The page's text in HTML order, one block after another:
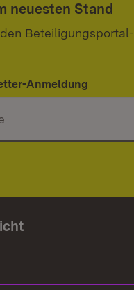
neuesten Stand
Beteiligungsportal-
Anmeldung